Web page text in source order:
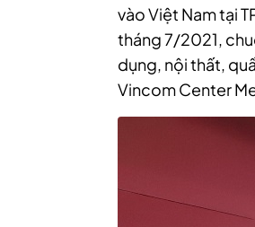
vào Việt Nam tại
tháng 7/2021,
dụng, nội thất,
Vincom Center